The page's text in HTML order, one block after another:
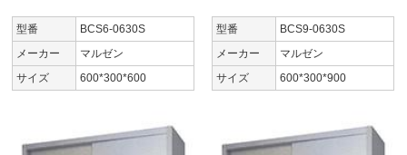
型番
BCS6-0630S
メーカー
マルゼン
サイズ
600*300*600
型番
BCS9-0630S
メーカー
マルゼン
サイズ
600*300*900